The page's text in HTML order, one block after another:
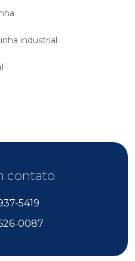
industrial
contato
5419
0087